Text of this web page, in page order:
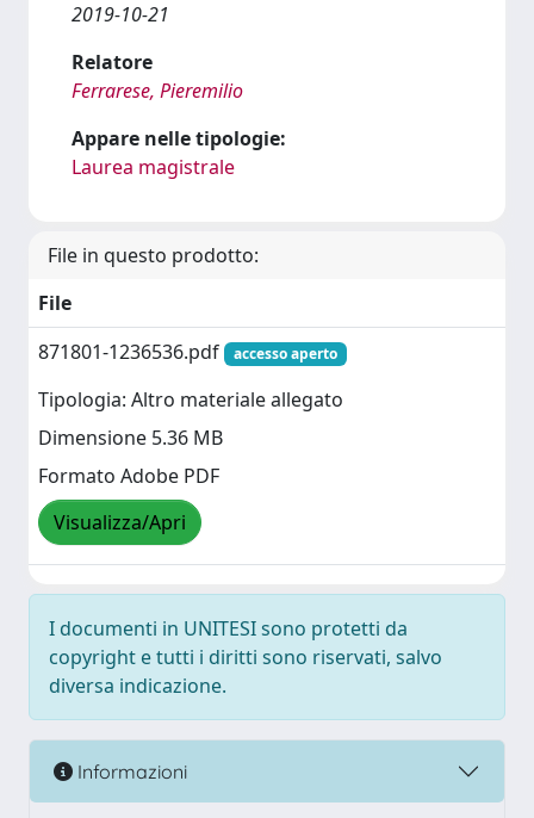
2019-10-21
Relatore
Ferrarese, Pieremilio
Appare nelle tipologie:
Laurea magistrale
File in questo prodotto:
File
871801-1236536.pdf
accesso aperto
Tipologia: Altro materiale allegato
Dimensione 5.36 MB
Formato Adobe PDF
Visualizza/Apri
I documenti in UNITESI sono protetti da
copyright e tutti i diritti sono riservati, salvo
diversa indicazione.
Informazioni